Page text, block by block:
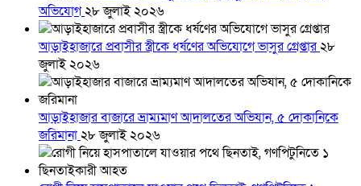
অভিযোগ২৮ জুলাই ২০২৬
আড়াইহাজারে প্রবাসীর স্ত্রীকে ধর্ষণের অভিযোগে ভাসুর গ্রেপ্তার২৮
জুলাই ২০২৬
আড়াইহাজার বাজারে ভ্রাম্যমাণ আদালতের অভিযান, ৫ দোকানিকে
জরিমানা২৮ জুলাই ২০২৬